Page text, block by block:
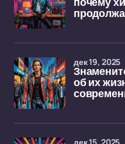
почему
об их
дек 19, 2025